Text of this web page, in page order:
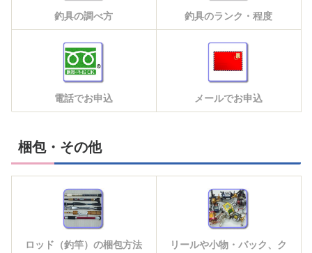
釣具の調べ方 釣具のランク・程度
電話でお申込 メールでお申込
梱包・その他
ロッド（釣竿）の梱包方法
リールや小物・バック、ク